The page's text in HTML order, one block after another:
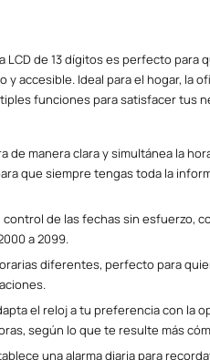
de 13 dígitos es perfecto para
accesible. Ideal para el hogar, la
funciones para satisfacer tus
de manera clara y simultánea la
que siempre tengas toda la
control de las fechas sin esfuerzo,
a 2099.
diferentes, perfecto para
el reloj a tu preferencia con la
según lo que te resulte más
una alarma diaria para